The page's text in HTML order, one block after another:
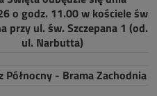
o godz. 11.00 w kościele św.
przy ul. św. Szczepana 1 (od.
ul. Narbutta)
Północny - Brama Zachodnia